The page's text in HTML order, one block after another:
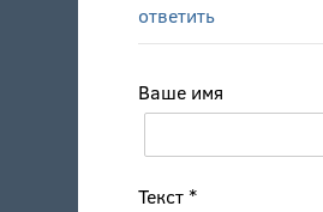
ответить
Ваше имя
Текст *